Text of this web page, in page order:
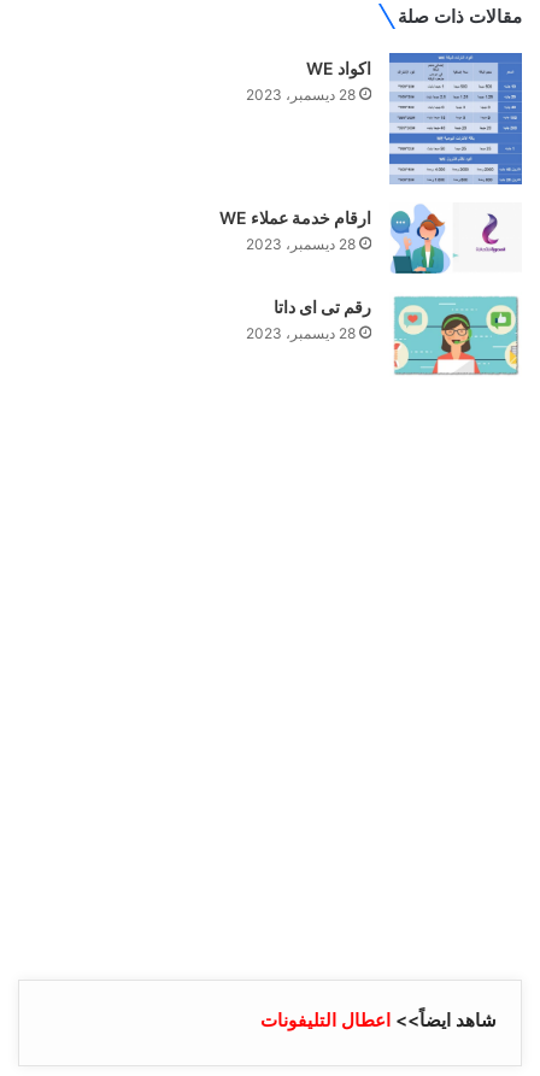
مقالات ذات صلة
اكواد WE
28 ديسمبر، 2023
ارقام خدمة عملاء WE
28 ديسمبر، 2023
رقم تى اى داتا
28 ديسمبر، 2023
شاهد ايضاً>> اعطال التليفونات